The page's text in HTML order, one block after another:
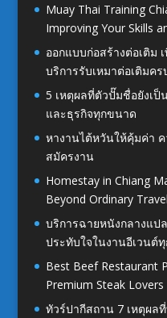
Muay Thai Training
Improving Your Skills
ออกแบบก่อสร้างต่อเติม
บริการรับเหมาต่อเติมคร
5 เหตุผลที่ตัวปั๊มชื่อยังเ
และธุรกิจทุกขนาด
หางานไต้หวันให้คุ้มค่า
สมัครงาน
Homestay in Chiang
Beyond Ordinary
บริการฉายหนังกลางแป
ประทับใจในงานอีเวนต์
Best Beef Restaurant
Premium Steak Lovers
ทัวร์ปากีสถาน 7 เหตุผล